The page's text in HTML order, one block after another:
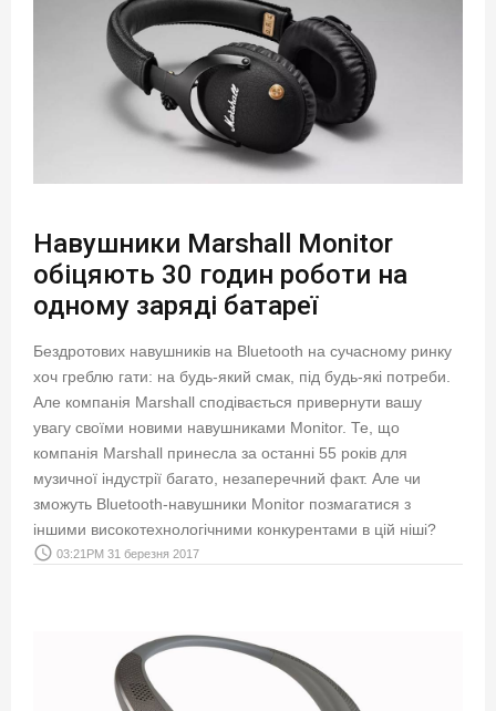
Навушники Marshall Monitor
обіцяють 30 годин роботи на
одному заряді батареї
Бездротових навушників на Bluetooth на сучасному ринку
хоч греблю гати: на будь-який смак, під будь-які потреби.
Але компанія Marshall сподівається привернути вашу
увагу своїми новими навушниками Monitor. Те, що
компанія Marshall принесла за останні 55 років для
музичної індустрії багато, незаперечний факт. Але чи
зможуть Bluetooth-навушники Monitor позмагатися з
іншими високотехнологічними конкурентами в цій ніші?
access_time 03:21PM 31 березня 2017